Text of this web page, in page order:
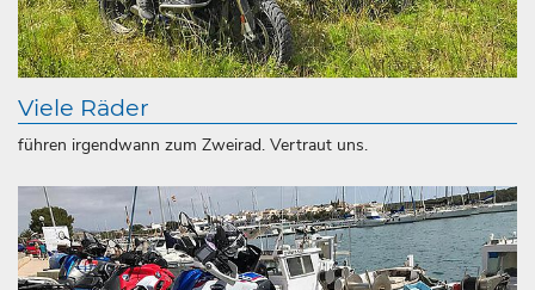
Viele Räder
führen irgendwann zum Zweirad. Vertraut uns.